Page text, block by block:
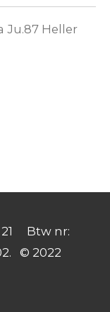
Ju.87 Heller
21 Btw nr:
© 2022